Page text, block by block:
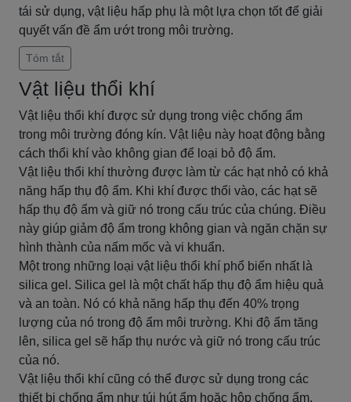
tái sử dụng, vật liệu hấp phụ là một lựa chọn tốt để giải
quyết vấn đề ẩm ướt trong môi trường.
Tóm tắt
Vật liệu thổi khí
Vật liệu thổi khí được sử dụng trong việc chống ẩm
trong môi trường đóng kín. Vật liệu này hoạt động bằng
cách thổi khí vào không gian để loại bỏ độ ẩm.
Vật liệu thổi khí thường được làm từ các hạt nhỏ có khả
năng hấp thụ độ ẩm. Khi khí được thổi vào, các hạt sẽ
hấp thụ độ ẩm và giữ nó trong cấu trúc của chúng. Điều
này giúp giảm độ ẩm trong không gian và ngăn chặn sự
hình thành của nấm mốc và vi khuẩn.
Một trong những loại vật liệu thổi khí phổ biến nhất là
silica gel. Silica gel là một chất hấp thụ độ ẩm hiệu quả
và an toàn. Nó có khả năng hấp thụ đến 40% trọng
lượng của nó trong độ ẩm môi trường. Khi độ ẩm tăng
lên, silica gel sẽ hấp thụ nước và giữ nó trong cấu trúc
của nó.
Vật liệu thổi khí cũng có thể được sử dụng trong các
thiết bị chống ẩm như túi hút ẩm hoặc hộp chống ẩm.